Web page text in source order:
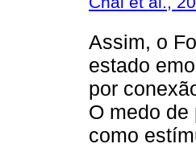
Assim, o
estado
por
O medo
como